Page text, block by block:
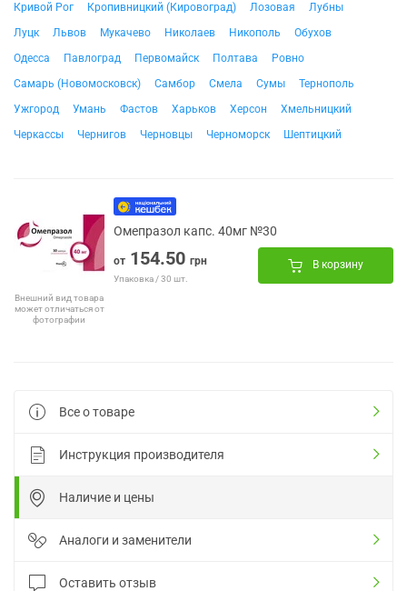
Кривой Рог
Кропивницкий (Кировоград) Лозовая
Лубны
Луцк
Львов Мукачево Николаев Никополь
Обухов
Одесса
Павлоград Первомайск Полтава
Ровно
Самарь (Новомосковск)
Самбор Смела Сумы
Тернополь
Ужгород
Умань Фастов Харьков Херсон
Хмельницкий
Черкассы
Чернигов Черновцы Черноморск Шептицкий
Внешний вид товара
может отличаться от
фотографии
Омепразол капс. 40мг №30
от 154.50 грн
Упаковка / 30 шт.
В корзину
Все о товаре
Инструкция производителя
Наличие и цены
Аналоги и заменители
Оставить отзыв